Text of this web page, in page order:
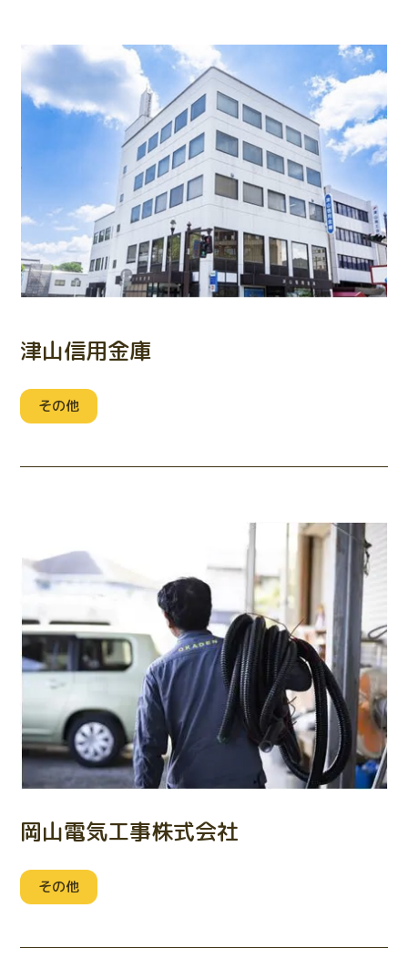
津山信用金庫
その他
岡山電気工事株式会社
その他